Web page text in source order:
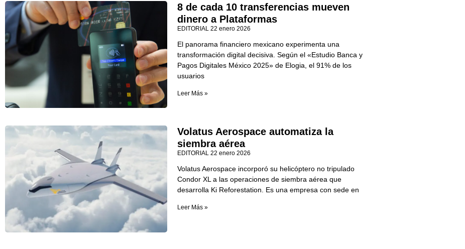
8 de cada 10 transferencias mueven
dinero a Plataformas
EDITORIAL 22 enero 2026
El panorama financiero mexicano experimenta una
transformación digital decisiva. Según el «Estudio Banca y
Pagos Digitales México 2025» de Elogia, el 91% de los
usuarios
Leer Más »
Volatus Aerospace automatiza la
siembra aérea
EDITORIAL 22 enero 2026
Volatus Aerospace incorporó su helicóptero no tripulado
Condor XL a las operaciones de siembra aérea que
desarrolla Ki Reforestation. Es una empresa con sede en
Leer Más »